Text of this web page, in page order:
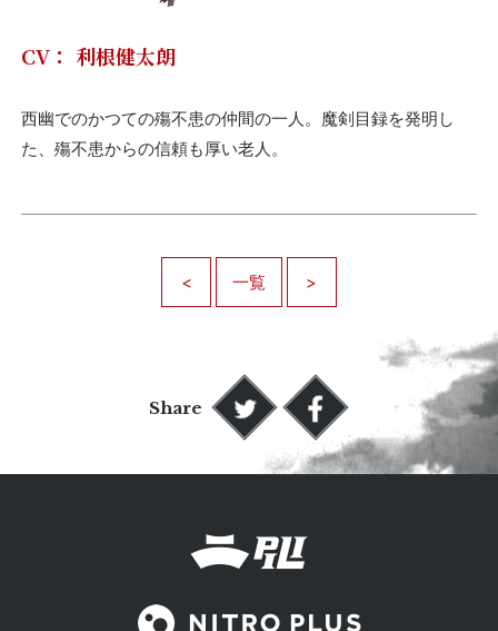
CV： 利根健太朗
西幽でのかつての殤不患の仲間の一人。魔剣目録を発明し
た、殤不患からの信頼も厚い老人。
< 一覧 >
Share